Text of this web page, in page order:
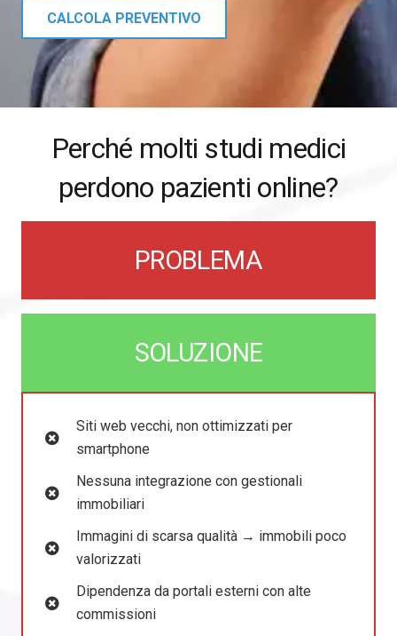
CALCOLA PREVENTIVO
Perché molti studi medici
perdono pazienti online?
PROBLEMA
SOLUZIONE
Siti web vecchi, non ottimizzati per
smartphone
Nessuna integrazione con gestionali
immobiliari
Immagini di scarsa qualità → immobili poco
valorizzati
Dipendenza da portali esterni con alte
commissioni